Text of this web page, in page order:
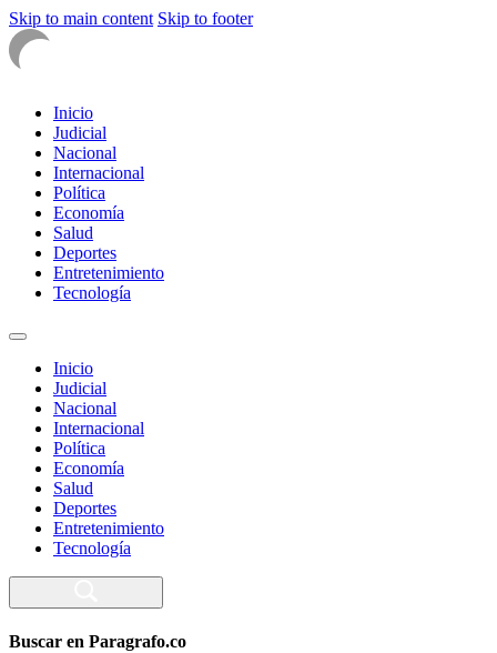
Skip to main content Skip to footer
Inicio
Judicial
Nacional
Internacional
Política
Economía
Salud
Deportes
Entretenimiento
Tecnología
Inicio
Judicial
Nacional
Internacional
Política
Economía
Salud
Deportes
Entretenimiento
Tecnología
Buscar en Paragrafo.co